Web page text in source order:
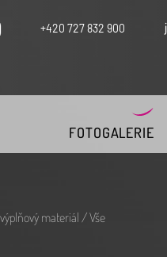
+420 727 832 900
materiál / Vše
FOTOGALERIE